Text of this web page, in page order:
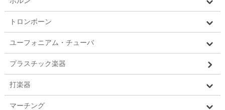
トロンボーン
ユーフォニアム・チューバ
プラスチック楽器
打楽器
マーチング